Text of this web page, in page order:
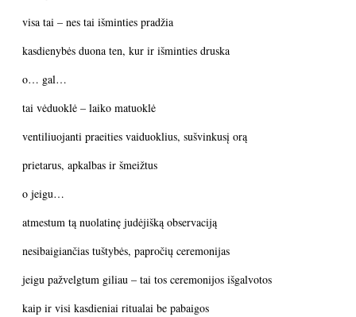
visa tai – nes tai išminties pradžia
kasdienybės duona ten, kur ir išminties druska
o… gal…
tai vėduoklė – laiko matuoklė
ventiliuojanti praeities vaiduoklius, sušvinkusį orą
prietarus, apkalbas ir šmeižtus
o jeigu…
atmestum tą nuolatinę judėjišką observaciją
nesibaigiančias tuštybės, papročių ceremonijas
jeigu pažvelgtum giliau – tai tos ceremonijos išgalvotos
kaip ir visi kasdieniai ritualai be pabaigos